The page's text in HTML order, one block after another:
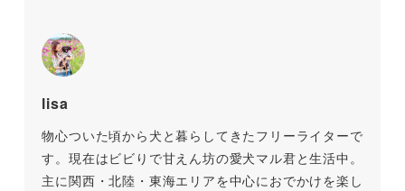
lisa
物心ついた頃から犬と暮らしてきたフリーライターで
す。現在はビビりで甘えん坊の愛犬マル君と生活中。
主に関西・北陸・東海エリアを中心におでかけを楽し